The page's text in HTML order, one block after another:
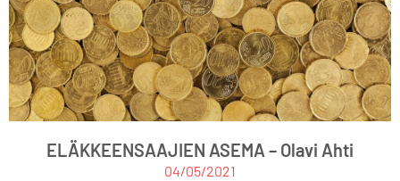
ELÄKKEENSAAJIEN ASEMA – Olavi Ahti
04/05/2021